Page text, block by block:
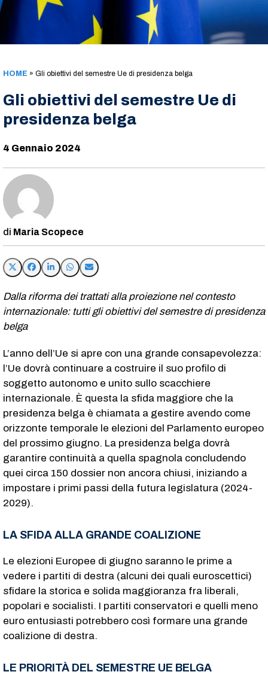
HOME » Gli obiettivi del semestre Ue di presidenza belga
Gli obiettivi del semestre Ue di
presidenza belga
4 Gennaio 2024
Maria Scopece
Dalla riforma dei trattati alla proiezione nel contesto
internazionale: tutti gli obiettivi del semestre di presidenza
belga
L’anno dell’Ue si apre con una grande consapevolezza:
l’Ue dovrà continuare a costruire il suo profilo di
soggetto autonomo e unito sullo scacchiere
internazionale. È questa la sfida maggiore che la
presidenza belga è chiamata a gestire avendo come
orizzonte temporale le elezioni del Parlamento europeo
del prossimo giugno. La presidenza belga dovrà
garantire continuità a quella spagnola concludendo
quei circa 150 dossier non ancora chiusi, iniziando a
impostare i primi passi della futura legislatura (2024-
2029).
LA SFIDA ALLA GRANDE COALIZIONE
Le elezioni Europee di giugno saranno le prime a
vedere i partiti di destra (alcuni dei quali euroscettici)
sfidare la storica e solida maggioranza fra liberali,
popolari e socialisti. I partiti conservatori e quelli meno
euro entusiasti potrebbero così formare una grande
coalizione di destra.
LE PRIORITÀ DEL SEMESTRE UE BELGA